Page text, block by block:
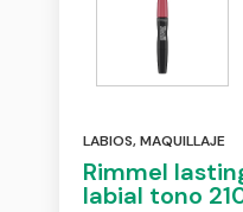
LABIOS,MAQUILLAJE
Rimmel
labial tono